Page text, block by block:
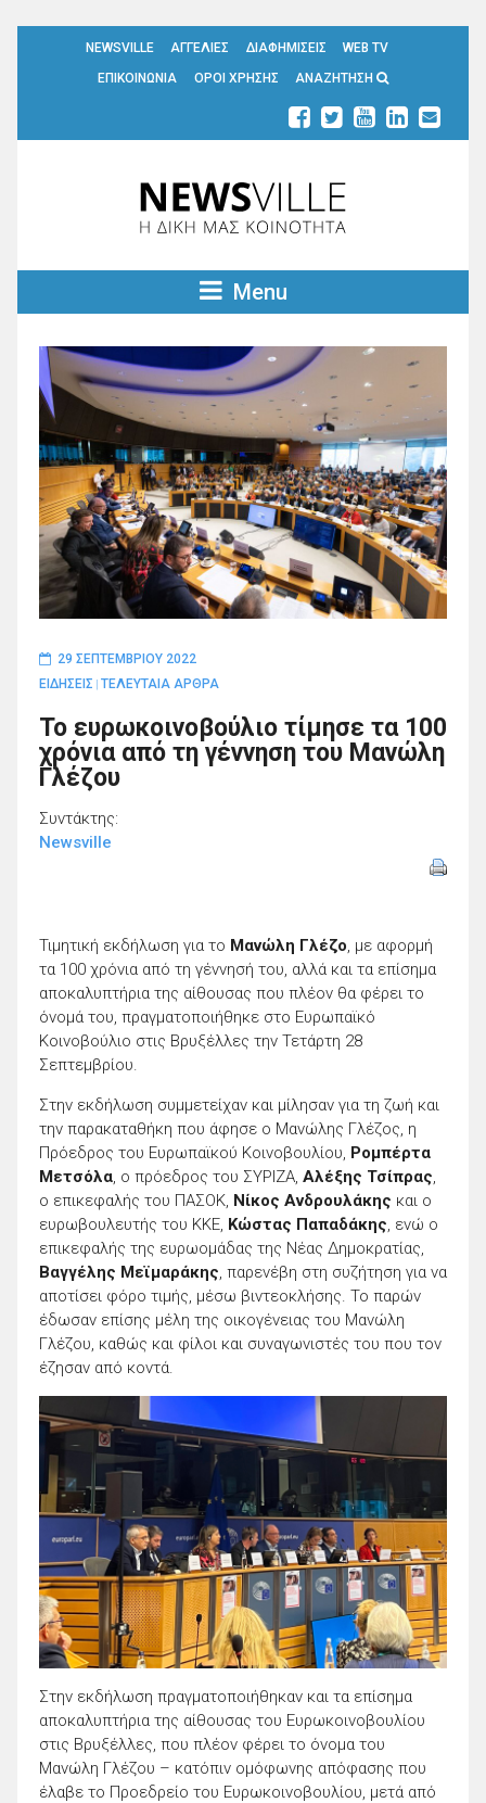
NEWSVILLE ΑΓΓΕΛΙΕΣ ΔΙΑΦΗΜΙΣΕΙΣ
WEB TV
ΕΠΙΚΟΙΝΩΝΙΑ
ΟΡΟΙ ΧΡΗΣΗΣ ΑΝΑΖΗΤΗΣΗ
Menu
29 ΣΕΠΤΕΜΒΡΊΟΥ 2022
ΕΙΔΗΣΕΙΣ ΤΕΛΕΥΤΑΙΑ ΑΡΘΡΑ
Το ευρωκοινοβούλιο τίμησε τα 100
χρόνια από τη γέννηση του Μανώλη
Γλέζου
Συντάκτης:
Newsville
Τιμητική εκδήλωση για το Μανώλη Γλέζο, με αφορμή
τα 100 χρόνια από τη γέννησή του, αλλά και τα επίσημα
αποκαλυπτήρια της αίθουσας που πλέον θα φέρει το
όνομά του, πραγματοποιήθηκε στο Ευρωπαϊκό
Κοινοβούλιο στις Βρυξέλλες την Τετάρτη 28
Σεπτεμβρίου.
Στην εκδήλωση συμμετείχαν και μίλησαν για τη ζωή και
την παρακαταθήκη που άφησε ο Μανώλης Γλέζος, η
Πρόεδρος του Ευρωπαϊκού Κοινοβουλίου, Ρομπέρτα
Μετσόλα, ο πρόεδρος του ΣΥΡΙΖΑ, Αλέξης Τσίπρας,
ο επικεφαλής του ΠΑΣΟΚ, Νίκος Ανδρουλάκης και ο
ευρωβουλευτής του ΚΚΕ, Κώστας Παπαδάκης, ενώ ο
επικεφαλής της ευρωομάδας της Νέας Δημοκρατίας,
Βαγγέλης Μεϊμαράκης, παρενέβη στη συζήτηση για να
αποτίσει φόρο τιμής, μέσω βιντεοκλήσης. Το παρών
έδωσαν επίσης μέλη της οικογένειας του Μανώλη
Γλέζου, καθώς και φίλοι και συναγωνιστές του που τον
έζησαν από κοντά.
Στην εκδήλωση πραγματοποιήθηκαν και τα επίσημα
αποκαλυπτήρια της αίθουσας του Ευρωκοινοβουλίου
στις Βρυξέλλες, που πλέον φέρει το όνομα του
Μανώλη Γλέζου – κατόπιν ομόφωνης απόφασης που
έλαβε το Προεδρείο του Ευρωκοινοβουλίου, μετά από